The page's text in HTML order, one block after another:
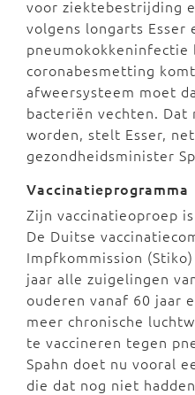
voor ziektebestrijding
volgens longarts Esser
pneumokokkeninfectie
coronabesmetting
afweersysteem moet
bacteriën vechten. Dat
worden, stelt Esser,
gezondheidsminister
Vaccinatieprogramma
Zijn vaccinatieoproep
De Duitse
Impfkommission (Stiko)
jaar alle zuigelingen
ouderen vanaf 60 jaar
meer chronische
te vaccineren tegen
Spahn doet nu vooral
die dat nog niet